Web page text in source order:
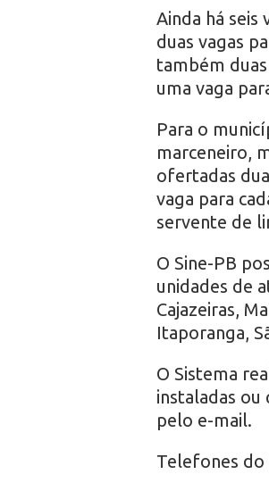
Ainda há seis
duas vagas
também
uma vaga
Para o
marceneiro,
ofertadas
vaga para
servente de
O Sine-PB
unidades de
Cajazeiras,
Itaporanga,
O Sistema
instaladas ou
pelo e-mail.
Telefones do